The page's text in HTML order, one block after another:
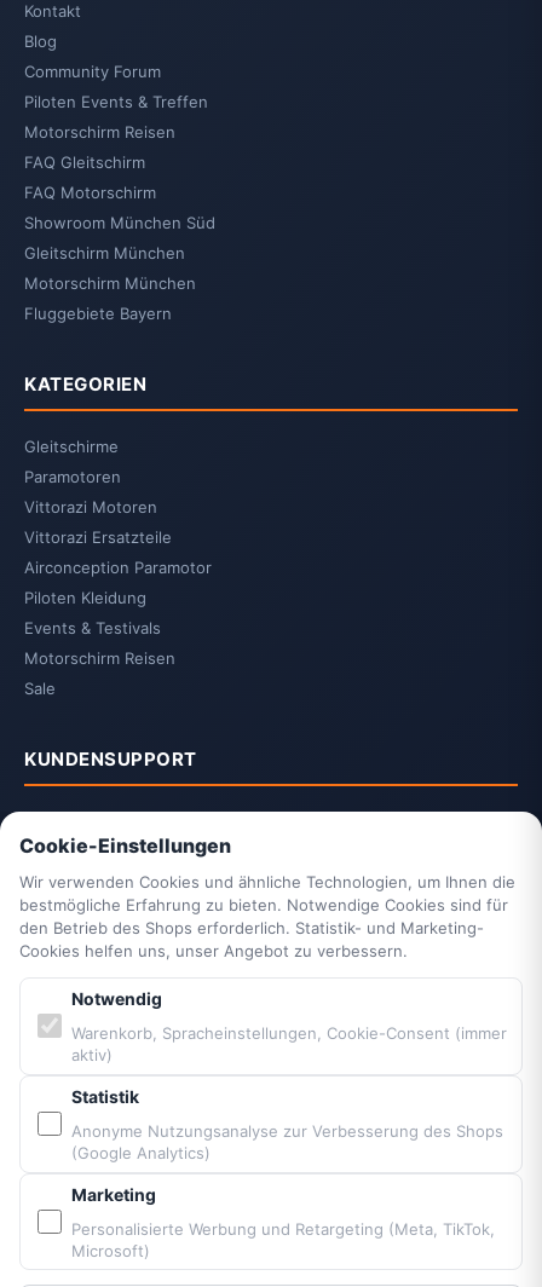
Kontakt
Blog
Community Forum
Piloten Events & Treffen
Motorschirm Reisen
FAQ Gleitschirm
FAQ Motorschirm
Showroom München Süd
Gleitschirm München
Motorschirm München
Fluggebiete Bayern
KATEGORIEN
Gleitschirme
Paramotoren
Vittorazi Motoren
Vittorazi Ersatzteile
Airconception Paramotor
Piloten Kleidung
Events & Testivals
Motorschirm Reisen
Sale
KUNDENSUPPORT
2-Jahrescheck & Retter packen
Vittorazi Service
Datenschutzerklärung
AGB
Vertrag widerrufen
Impressum
Cookie-Einstellungen
Barrierefreiheit
Sitemap
PARTNER & MARKEN
Vittorazi Motoren MY25
Cookie-Einstellungen
Wir verwenden Cookies und ähnliche Technologien, um Ihnen die
bestmögliche Erfahrung zu bieten. Notwendige Cookies sind für
den Betrieb des Shops erforderlich. Statistik- und Marketing-
Cookies helfen uns, unser Angebot zu verbessern.
Notwendig
Warenkorb, Spracheinstellungen, Cookie-Consent (immer
aktiv)
Statistik
Anonyme Nutzungsanalyse zur Verbesserung des Shops
(Google Analytics)
Marketing
Personalisierte Werbung und Retargeting (Meta, TikTok,
Microsoft)